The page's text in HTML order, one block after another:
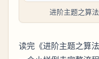
进阶主题之算
读完《进阶主题之算